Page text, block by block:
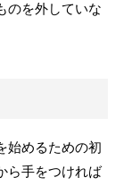
のを外していな
始めるための初
ら手をつければ